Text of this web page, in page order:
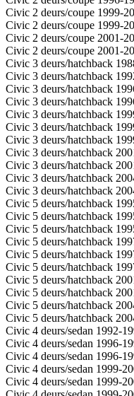
Civic 2 deurs/coupe 1999-
Civic 2 deurs/coupe 1999-
Civic 2 deurs/coupe 2001-
Civic 2 deurs/coupe 2001-
Civic 3 deurs/hatchback
Civic 3 deurs/hatchback
Civic 3 deurs/hatchback
Civic 3 deurs/hatchback
Civic 3 deurs/hatchback
Civic 3 deurs/hatchback
Civic 3 deurs/hatchback
Civic 3 deurs/hatchback
Civic 3 deurs/hatchback
Civic 3 deurs/hatchback
Civic 3 deurs/hatchback
Civic 5 deurs/hatchback
Civic 5 deurs/hatchback
Civic 5 deurs/hatchback
Civic 5 deurs/hatchback
Civic 5 deurs/hatchback
Civic 5 deurs/hatchback
Civic 5 deurs/hatchback
Civic 5 deurs/hatchback
Civic 5 deurs/hatchback
Civic 5 deurs/hatchback
Civic 4 deurs/sedan 1992-
Civic 4 deurs/sedan 1996-
Civic 4 deurs/sedan 1996-
Civic 4 deurs/sedan 1999-
Civic 4 deurs/sedan 1999-